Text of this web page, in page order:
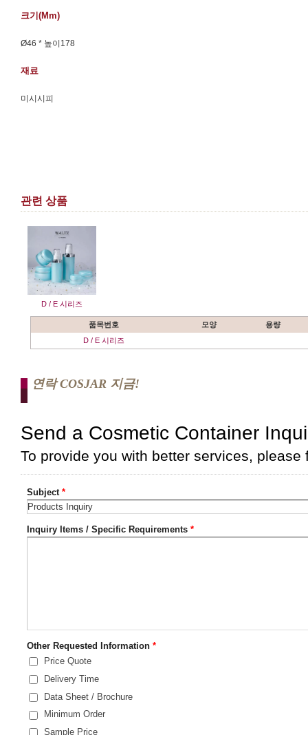
크기(mm)
Ø46 * 높이178
재료
미시시피
관련 상품
D / E 시리즈
품목번호 모양
용량
D / E 시리즈
연락 COSJAR 지금!